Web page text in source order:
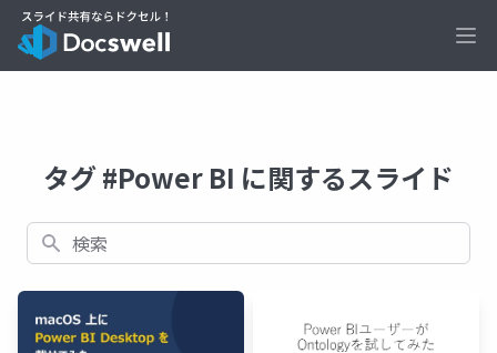
タグ #Power BI に関するスライド
検索